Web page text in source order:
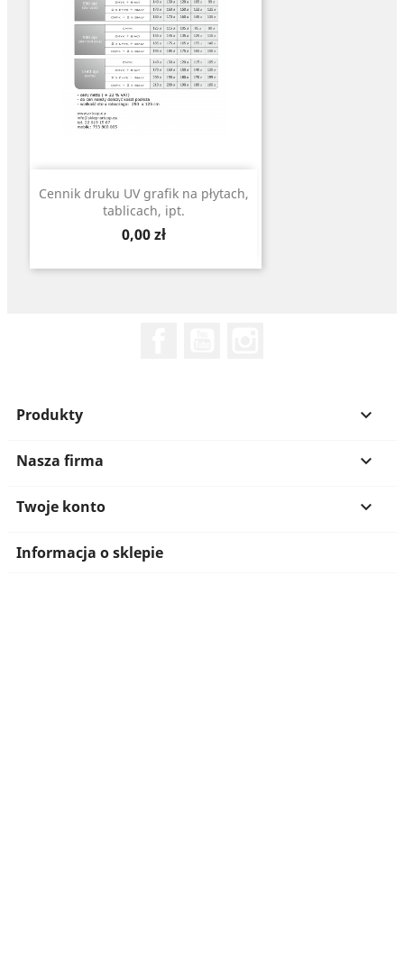
Cennik druku UV grafik na płytach,
tablicach, ipt.
Cena
0,00 zł
Produkty 
Nasza firma 
Twoje konto 
Informacja o sklepie